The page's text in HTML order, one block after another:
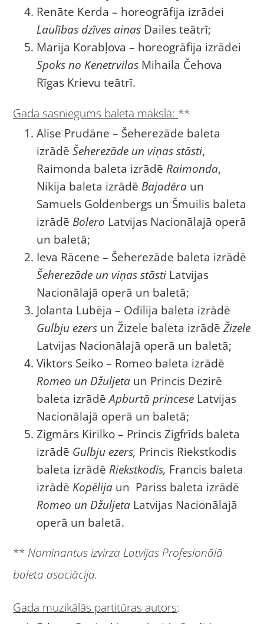
Renāte Kerda – horeogrāfija izrādei
Laulības dzīves ainas Dailes teātrī;
Marija Korabļova – horeogrāfija izrādei
Spoks no Kenetrvilas Mihaila Čehova
Rīgas Krievu teātrī.
Gada sasniegums baleta mākslā: **
Alise Prudāne – Šeherezāde baleta
izrādēŠeherezāde un viņas stāsti,
Raimonda baleta izrādē Raimonda,
Nikija baleta izrādē Bajadēra un
Samuels Goldenbergs un Šmuilis baleta
izrādē Bolero Latvijas Nacionālajā operā
un baletā;
Ieva Rācene – Šeherezāde baleta izrādē
Šeherezāde un viņas stāsti Latvijas
Nacionālajā operā un baletā;
Jolanta Lubēja – Odīlija baleta izrādē
Gulbju ezers un Žizele baleta izrādēŽizele
Latvijas Nacionālajā operā un baletā;
Viktors Seiko – Romeo baleta izrādē
Romeo un Džuljeta un Princis Dezirē
baleta izrādēApburtā princese Latvijas
Nacionālajā operā un baletā;
Zigmārs Kirilko – Princis Zigfrīds baleta
izrādē Gulbju ezers, Princis Riekstkodis
baleta izrādē Riekstkodis, Francis baleta
izrādē Kopēlija un Pariss baleta izrādē
Romeo un Džuljeta Latvijas Nacionālajā
operā un baletā.
** Nominantus izvirza Latvijas Profesionālā
baleta asociācija.
Gada muzikālās partitūras autors: